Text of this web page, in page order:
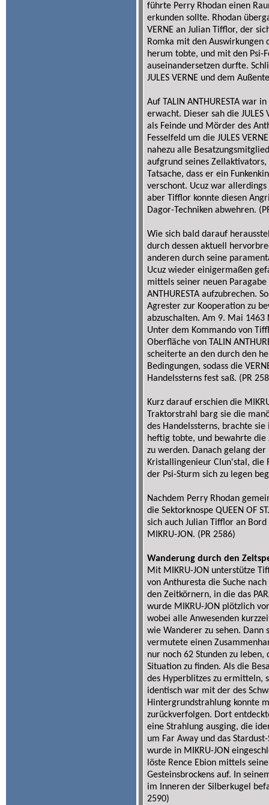
führte Perry Rhodan einen
erkunden sollte. Rhodan
VERNE an Julian Tifflor, der
Romka mit den Auswirkungen
herum tobte, und mit den Psi-
auseinandersetzen durfte.
JULES VERNE und dem
Auf TALIN ANTHURESTA war
erwacht. Dieser sah die JULES
als Feinde und Mörder des
Fesselfeld um die JULES
nahezu alle
aufgrund seines
Tatsache, dass er ein
verschont. Ucuz war
aber Tifflor konnte diesen
Dagor-Techniken abwehren.
Wie sich bald darauf
durch dessen aktuell
anderen durch seine
Ucuz wieder einigermaßen
mittels seiner neuen
ANTHURESTA aufzubrechen.
Agrester zur Kooperation zu
abzuschalten. Am 9. Mai 1463
Unter dem Kommando von
Oberfläche von TALIN
scheiterte an den durch den
Bedingungen, sodass die
Handelssterns fest saß. (PR
Kurz darauf erschien die
Traktorstrahl barg sie die
des Handelssterns, brachte
heftig tobte, und bewahrte die
zu werden. Danach gelang der
Kristallingenieur Clun'stal, die
der Psi-Sturm sich zu legen
Nachdem Perry Rhodan
die Sektorknospe QUEEN OF
sich auch Julian Tifflor an
MIKRU-JON. (PR 2586)
Wanderung durch den
Mit MIKRU-JON unterstütze
von Anthuresta die Suche nach
den Zeitkörnern, in die das
wurde MIKRU-JON plötzlich
wobei alle Anwesenden
wie Wanderer zu sehen.
vermutete einen
nur noch 62 Stunden zu
Situation zu finden. Als die
des Hyperblitzes zu ermitteln,
identisch war mit der des
Hintergrundstrahlung konnte
zurückverfolgen. Dort
eine Strahlung ausging, die
um Far Away und das
wurde in MIKRU-JON
löste Rence Ebion mittels
Gesteinsbrockens auf. In
im Inneren der Silberkugel
2590)